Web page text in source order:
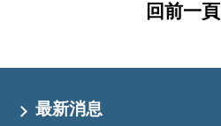
回前一頁
最新消息